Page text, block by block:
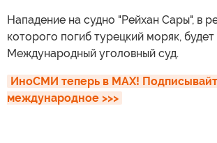
Нападение на судно "Рейхан Сары", в
которого погиб турецкий моряк,
Международный уголовный суд.
ИноСМИ теперь в MAX!
международное >>>